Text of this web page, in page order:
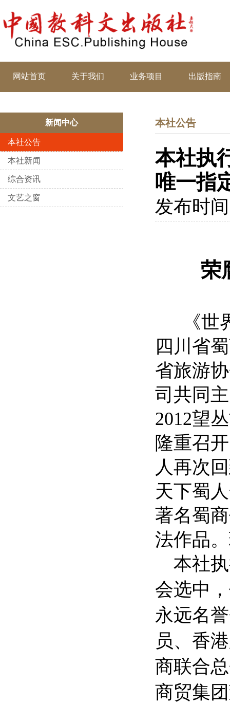
网站首页 关于我们 业务项目 出版指南
新闻中心
本社公告
本社新闻
综合资讯
文艺之窗
本社公告
本社执
唯一指
发布时
荣
《世
四川省
省旅游
司共同
2012望
隆重召
人再次
天下蜀
著名蜀
法作品
本社执
会选中
永远名
员、香
商联合
商贸集